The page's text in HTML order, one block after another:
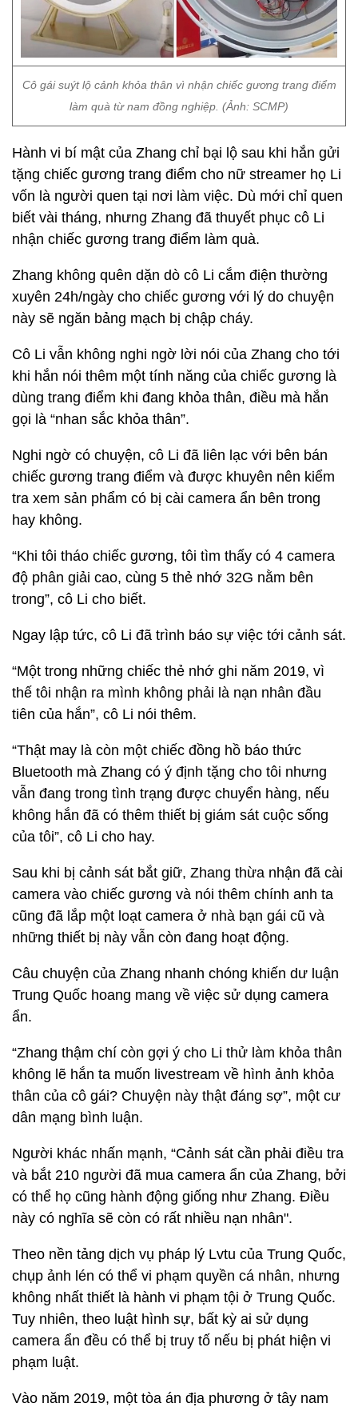
Cô gái suýt lộ cảnh khỏa thân vì nhận chiếc gương trang điểm
làm quà từ nam đồng nghiệp. (Ảnh: SCMP)
Hành vi bí mật của Zhang chỉ bại lộ sau khi hắn gửi
tặng chiếc gương trang điểm cho nữ streamer họ Li
vốn là người quen tại nơi làm việc. Dù mới chỉ quen
biết vài tháng, nhưng Zhang đã thuyết phục cô Li
nhận chiếc gương trang điểm làm quà.
Zhang không quên dặn dò cô Li cắm điện thường
xuyên 24h/ngày cho chiếc gương với lý do chuyện
này sẽ ngăn bảng mạch bị chập cháy.
Cô Li vẫn không nghi ngờ lời nói của Zhang cho tới
khi hắn nói thêm một tính năng của chiếc gương là
dùng trang điểm khi đang khỏa thân, điều mà hắn
gọi là “nhan sắc khỏa thân”.
Nghi ngờ có chuyện, cô Li đã liên lạc với bên bán
chiếc gương trang điểm và được khuyên nên kiểm
tra xem sản phẩm có bị cài camera ẩn bên trong
hay không.
“Khi tôi tháo chiếc gương, tôi tìm thấy có 4 camera
độ phân giải cao, cùng 5 thẻ nhớ 32G nằm bên
trong”, cô Li cho biết.
Ngay lập tức, cô Li đã trình báo sự việc tới cảnh sát.
“Một trong những chiếc thẻ nhớ ghi năm 2019, vì
thế tôi nhận ra mình không phải là nạn nhân đầu
tiên của hắn”, cô Li nói thêm.
“Thật may là còn một chiếc đồng hồ báo thức
Bluetooth mà Zhang có ý định tặng cho tôi nhưng
vẫn đang trong tình trạng được chuyển hàng, nếu
không hắn đã có thêm thiết bị giám sát cuộc sống
của tôi”, cô Li cho hay.
Sau khi bị cảnh sát bắt giữ, Zhang thừa nhận đã cài
camera vào chiếc gương và nói thêm chính anh ta
cũng đã lắp một loạt camera ở nhà bạn gái cũ và
những thiết bị này vẫn còn đang hoạt động.
Câu chuyện của Zhang nhanh chóng khiến dư luận
Trung Quốc hoang mang về việc sử dụng camera
ẩn.
“Zhang thậm chí còn gợi ý cho Li thử làm khỏa thân
không lẽ hắn ta muốn livestream về hình ảnh khỏa
thân của cô gái? Chuyện này thật đáng sợ”, một cư
dân mạng bình luận.
Người khác nhấn mạnh, “Cảnh sát cần phải điều tra
và bắt 210 người đã mua camera ẩn của Zhang, bởi
có thể họ cũng hành động giống như Zhang. Điều
này có nghĩa sẽ còn có rất nhiều nạn nhân".
Theo nền tảng dịch vụ pháp lý Lvtu của Trung Quốc,
chụp ảnh lén có thể vi phạm quyền cá nhân, nhưng
không nhất thiết là hành vi phạm tội ở Trung Quốc.
Tuy nhiên, theo luật hình sự, bất kỳ ai sử dụng
camera ẩn đều có thể bị truy tố nếu bị phát hiện vi
phạm luật.
Vào năm 2019, một tòa án địa phương ở tây nam